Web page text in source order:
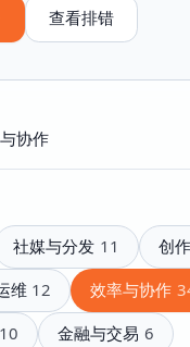
查看排错
协作
社媒与分发 11 创
维 12 效率与协作
10 金融与交易 6